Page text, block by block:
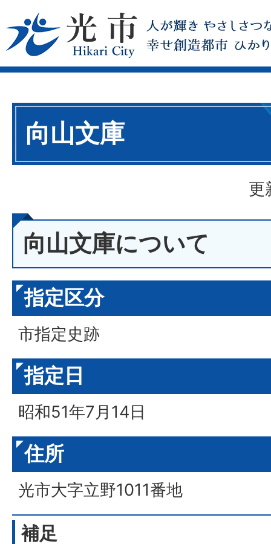
向山文庫
更
向山文庫について
指定区分
市指定史跡
指定日
昭和51年7月14日
住所
光市大字立野1011番地
補足